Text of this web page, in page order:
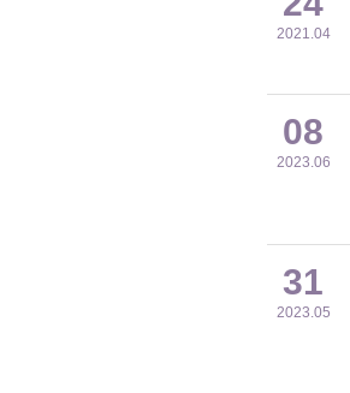
2021.04
08
2023.06
31
2023.05